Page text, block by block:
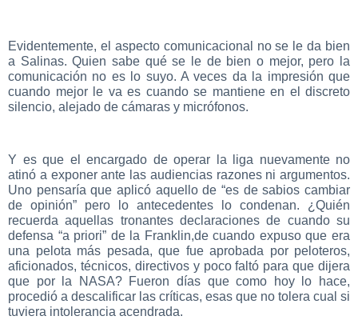
Evidentemente, el aspecto comunicacional no se le da bien
a Salinas. Quien sabe qué se le de bien o mejor, pero la
comunicación no es lo suyo. A veces da la impresión que
cuando mejor le va es cuando se mantiene en el discreto
silencio, alejado de cámaras y micrófonos.
Y es que el encargado de operar la liga nuevamente no
atinó a exponer ante las audiencias razones ni argumentos.
Uno pensaría que aplicó aquello de “es de sabios cambiar
de opinión” pero lo antecedentes lo condenan. ¿Quién
recuerda aquellas tronantes declaraciones de cuando su
defensa “a priori” de la Franklin,de cuando expuso que era
una pelota más pesada, que fue aprobada por peloteros,
aficionados, técnicos, directivos y poco faltó para que dijera
que por la NASA? Fueron días que como hoy lo hace,
procedió a descalificar las críticas, esas que no tolera cual si
tuviera intolerancia acendrada.